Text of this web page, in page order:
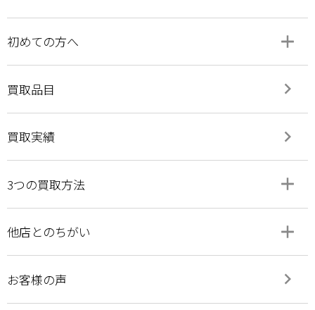
初めての方へ add
remove
買取品目 keyboard_arrow_right
買取実績 keyboard_arrow_right
3つの買取方法 add
remove
他店とのちがい add
remove
お客様の声 keyboard_arrow_right